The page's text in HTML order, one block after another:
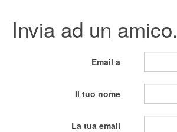
Invia ad un amico.
Email a
Il tuo nome
La tua email